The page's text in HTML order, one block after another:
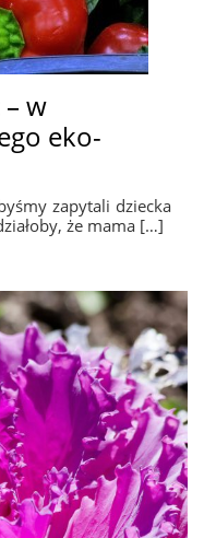
w
eko-
zapytali dziecka
że mama […]